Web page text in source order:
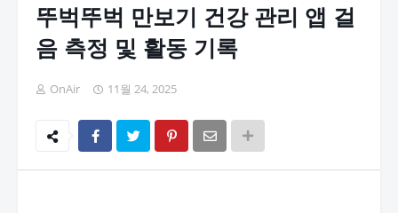
뚜벅뚜벅 만보기 건강 관리 앱 걸
음 측정 및 활동 기록
OnAir 11월 24, 2025